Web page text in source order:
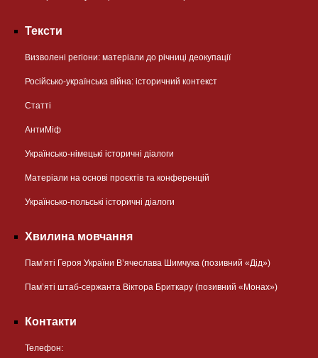
Тексти
Визволені регіони: матеріали до річниці деокупації
Російсько-українська війна: історичний контекст
Статті
АнтиМіф
Українсько-німецькі історичні діалоги
Матеріали на основі проєктів та конференцій
Українсько-польські історичні діалоги
Хвилина мовчання
Пам’яті Героя України В’ячеслава Шимчука (позивний «Дід»)
Пам’яті штаб-сержанта Віктора Бриткару (позивний «Монах»)
Контакти
Телефон: